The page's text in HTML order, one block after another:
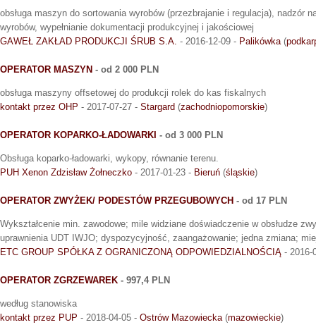
obsługa maszyn do sortowania wyrobów (przezbrajanie i regulacja), nadzór
wyrobów, wypełnianie dokumentacji produkcyjnej i jakościowej
GAWEŁ ZAKŁAD PRODUKCJI ŚRUB S.A. - 2016-12-09 - Palikówka(
OPERATOR MASZYN - od 2 000 PLN
obsługa maszyny offsetowej do produkcji rolek do kas fiskalnych
kontakt przez OHP - 2017-07-27 - Stargard (zachodniopomorskie)
OPERATOR KOPARKO-ŁADOWARKI - od 3 000 PLN
Obsługa koparko-ładowarki, wykopy, równanie terenu.
PUH Xenon Zdzisław Żołneczko - 2017-01-23 - Bieruń (śląskie)
OPERATOR ZWYŻEK/ PODESTÓW PRZEGUBOWYCH - od 17 PLN
Wykształcenie min. zawodowe; mile widziane doświadczenie w obsłudze
uprawnienia UDT IWJO; dyspozycyjność, zaangażowanie; jedna zmiana;
ETC GROUP SPÓŁKA Z OGRANICZONĄ ODPOWIEDZIALNOŚCIĄ -
OPERATOR ZGRZEWAREK - 997,4 PLN
według stanowiska
kontakt przez PUP - 2018-04-05 - Ostrów Mazowiecka(mazowieckie)